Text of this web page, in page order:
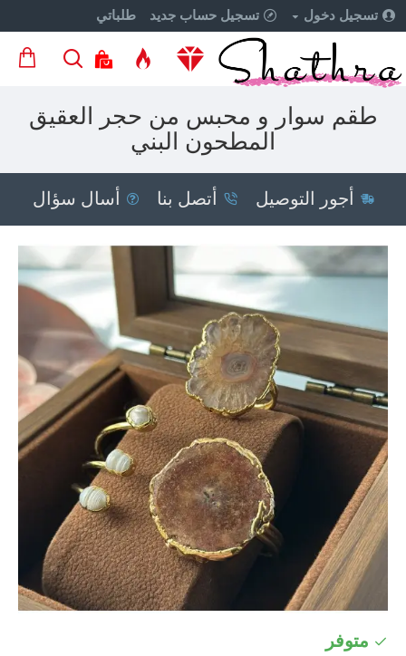
تسجيل دخول تسجيل حساب جديد طلباتي
طقم سوار و محبس من حجر العقيق
المطحون البني
أجور التوصيل أتصل بنا أسال سؤال
متوفر